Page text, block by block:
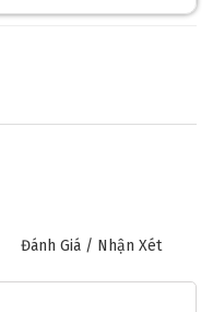
Đánh Giá / Nhận Xét